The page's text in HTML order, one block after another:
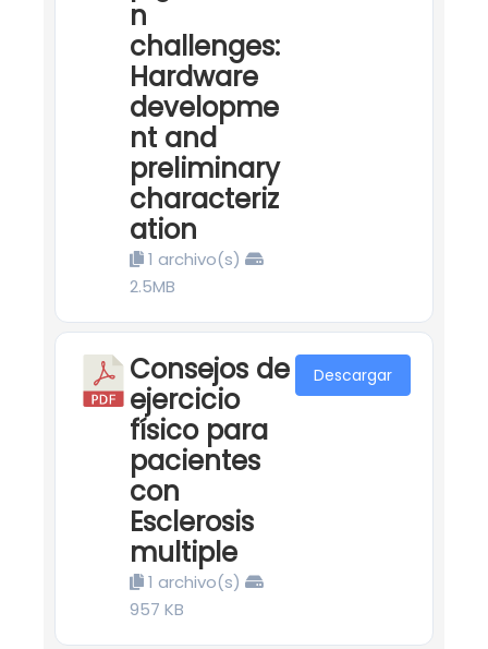
n
challenges:
Hardware
developme
nt and
preliminary
characteriz
ation
1 archivo(s)
2.5MB
Consejos de
ejercicio
físico para
pacientes
con
Esclerosis
multiple
1 archivo(s)
957 KB
Descargar